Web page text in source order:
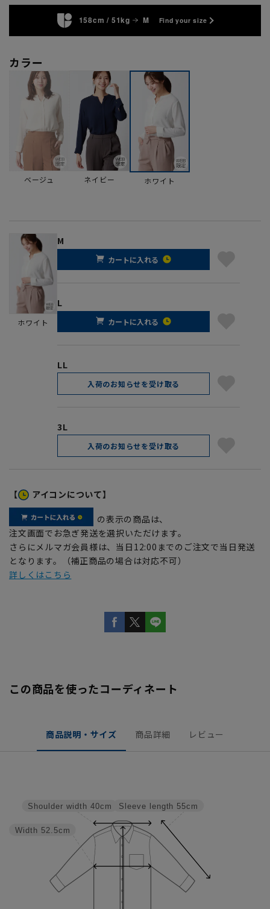
158cm / 51kg M Find your size
カラー
ベージュ ネイビー ホワイト
ホワイト
M
カートに入れる
L
カートに入れる
LL
入荷のお知らせを受け取る
3L
入荷のお知らせを受け取る
【 アイコンについて】
の表示の商品は、
注文画面でお急ぎ発送を選択いただけます。
さらにメルマガ会員様は、当日12:00までのご注文で当日発送
となります。（補正商品の場合は対応不可）
詳しくはこちら
この商品を使ったコーディネート
商品説明・サイズ 商品詳細 レビュー
Sleeve length 55cm
Width 52.5cm
Shoulder width 40cm